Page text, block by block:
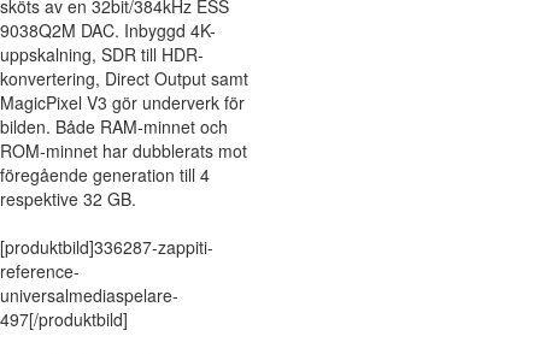
sköts av en 32bit/384kHz ESS
9038Q2M DAC. Inbyggd 4K-
uppskalning, SDR till HDR-
konvertering, Direct Output samt
MagicPixel V3 gör underverk för
bilden. Både RAM-minnet och
ROM-minnet har dubblerats mot
föregående generation till 4
respektive 32 GB.
[produktbild]336287-zappiti-
reference-
universalmediaspelare-
497[/produktbild]